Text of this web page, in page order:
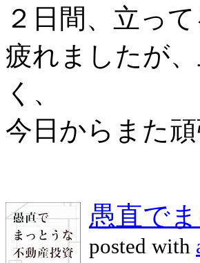
２日間、立っ
疲れましたが
く、
今日からまた
愚直で
posted with